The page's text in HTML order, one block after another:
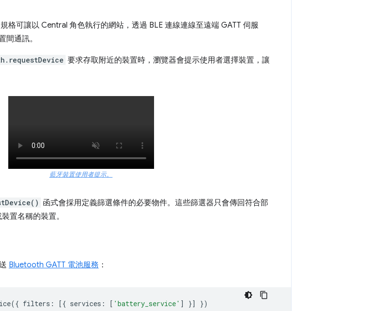
格可讓以 Central 角色執行的網站，透過 BLE 連線連線至遠端 GATT 伺服
間通訊。
要求存取附近的裝置時，瀏覽器會提示使用者選擇裝置，讓
藍牙裝置使用者提示。
函式會採用定義篩選條件的必要物件。這些篩選器只會傳回符合部
置名稱的裝置。
Bluetooth GATT 電池服務 ：
({ filters : [{ services : [ 'battery_service' ] }]
})